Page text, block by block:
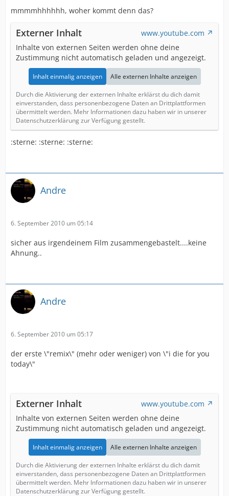
mmmmhhhhhh, woher kommt denn das?
Externer Inhalt
www.youtube.com
Inhalte von externen Seiten werden ohne deine
Zustimmung nicht automatisch geladen und angezeigt.
Inhalt einmalig anzeigen Alle externen Inhalte anzeigen
Durch die Aktivierung der externen Inhalte erklärst du dich damit
einverstanden, dass personenbezogene Daten an Drittplattformen
übermittelt werden. Mehr Informationen dazu haben wir in unserer
Datenschutzerklärung zur Verfügung gestellt.
:sterne: :sterne: :sterne:
Andre
6. September 2010 um 05:14
sicher aus irgendeinem Film zusammengebastelt....keine
Ahnung..
Andre
6. September 2010 um 05:17
der erste \"remix\" (mehr oder weniger) von \"i die for you
today\"
Externer Inhalt
www.youtube.com
Inhalte von externen Seiten werden ohne deine
Zustimmung nicht automatisch geladen und angezeigt.
Inhalt einmalig anzeigen Alle externen Inhalte anzeigen
Durch die Aktivierung der externen Inhalte erklärst du dich damit
einverstanden, dass personenbezogene Daten an Drittplattformen
übermittelt werden. Mehr Informationen dazu haben wir in unserer
Datenschutzerklärung zur Verfügung gestellt.